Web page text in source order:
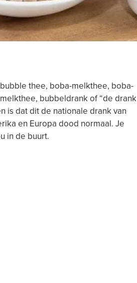
thee, boba-melkthee, boba-
bubbeldrank of “de drank
is dat dit de nationale drank van
en Europa dood normaal. Je
in de buurt.